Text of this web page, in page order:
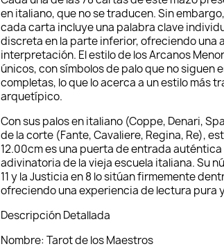
en italiano, que no se traducen. Sin
cada carta incluye una palabra clave
discreta en la parte inferior, ofreciendo una
interpretación. El estilo de los Arcanos
únicos, con símbolos de palo que no siguen
completas, lo que lo acerca a un estilo más
arquetípico.
Con sus palos en italiano (Coppe, Denari,
de la corte (Fante, Cavaliere, Regina, Re),
12.00cm es una puerta de entrada auténtica
adivinatoria de la vieja escuela italiana. Su
11 y la Justicia en 8 lo sitúan firmemente
ofreciendo una experiencia de lectura pura
Descripción Detallada
Nombre: Tarot de los Maestros